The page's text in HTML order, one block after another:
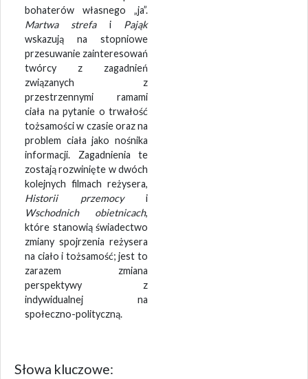
bohaterów własnego „ja”.
Martwa strefa i Pająk
wskazują na stopniowe
przesuwanie zainteresowań
twórcy z zagadnień
związanych z
przestrzennymi ramami
ciała na pytanie o trwałość
tożsamości w czasie oraz na
problem ciała jako nośnika
informacji. Zagadnienia te
zostają rozwinięte w dwóch
kolejnych filmach reżysera,
Historii przemocy i
Wschodnich obietnicach,
które stanowią świadectwo
zmiany spojrzenia reżysera
na ciało i tożsamość; jest to
zarazem zmiana
perspektywy z
indywidualnej na
społeczno-polityczną.
Słowa kluczowe: